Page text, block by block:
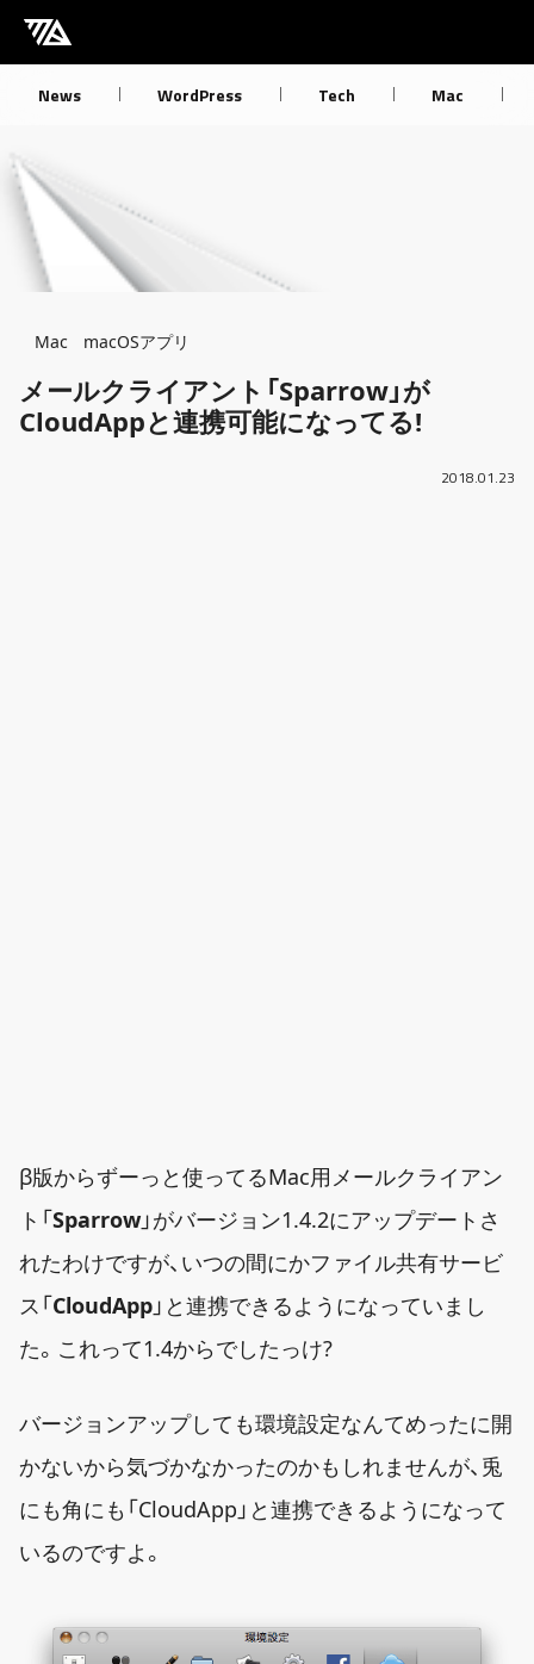
[M] mbdb [モバデビ]
News WordPress Tech Mac
Breadcrumb
Mac macOSアプリ
メールクライアント「Sparrow」が
CloudAppと連携可能になってる!
2018.01.23
β版からずーっと使ってるMac用メールクライアン
ト「Sparrow」がバージョン1.4.2にアップデートさ
れたわけですが、いつの間にかファイル共有サービ
ス「CloudApp」と連携できるようになっていまし
た。これって1.4からでしたっけ?
バージョンアップしても環境設定なんてめったに開
かないから気づかなかったのかもしれませんが、兎
にも角にも「CloudApp」と連携できるようになって
いるのですよ。